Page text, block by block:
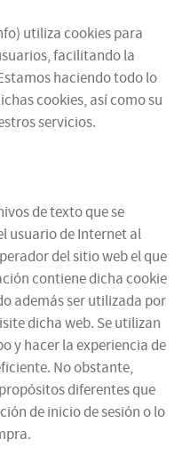
utiliza cookies para
facilitando la
haciendo todo lo
cookies, así como su
servicios.
de texto que se
usuario de Internet al
del sitio web el que
contiene dicha cookie
además ser utilizada por
dicha web. Se utilizan
y hacer la experiencia de
No obstante,
diferentes que
de inicio de sesión o lo